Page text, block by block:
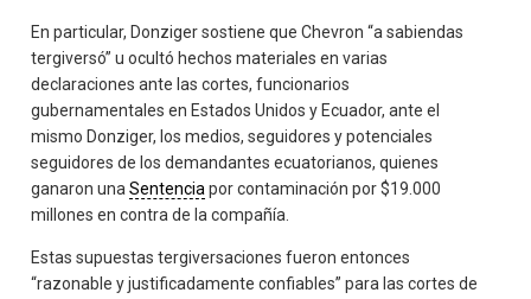
En particular, Donziger sostiene que Chevron “a sabiendas
tergiversó” u ocultó hechos materiales en varias
declaraciones ante las cortes, funcionarios
gubernamentales en Estados Unidos y Ecuador, ante el
mismo Donziger, los medios, seguidores y potenciales
seguidores de los demandantes ecuatorianos, quienes
ganaron unaSentencia por contaminación por $19.000
millones en contra de la compañía.
Estas supuestas tergiversaciones fueron entonces
“razonable y justificadamente confiables” para las cortes de